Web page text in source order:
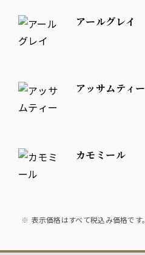
アールグレイ
アッサムティー
カモミール
表示価格はすべて税込み価格です。